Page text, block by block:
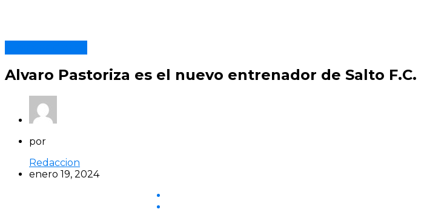
Alvaro Pastoriza es el nuevo entrenador de Salto F.C.
por
Redaccion
enero 19, 2024